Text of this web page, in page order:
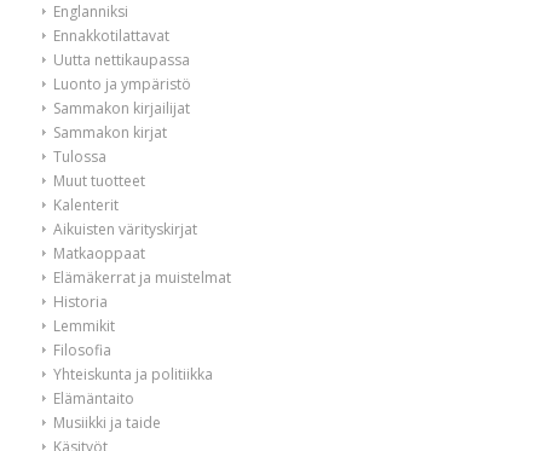
Englanniksi
Ennakkotilattavat
Uutta nettikaupassa
Luonto ja ympäristö
Sammakon kirjailijat
Sammakon kirjat
Tulossa
Muut tuotteet
Kalenterit
Aikuisten värityskirjat
Matkaoppaat
Elämäkerrat ja muistelmat
Historia
Lemmikit
Filosofia
Yhteiskunta ja politiikka
Elämäntaito
Musiikki ja taide